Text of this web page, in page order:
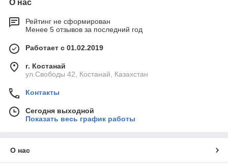
О нас
Рейтинг не сформирован
Менее 5 отзывов за последний год
Работает с 01.02.2019
г. Костанай
ул.Свободы 42, Костанай, Казахстан
Контакты
Сегодня выходной
Показать весь график работы
О нас